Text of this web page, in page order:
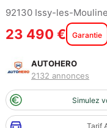
92130 Issy-les-
23 490 € Garantie
AUTOHERO
2132 annonces
Simulez
Tarif